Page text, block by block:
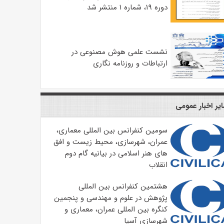
دوره ۱۹، شماره ۱ منتشر شد
نشست علمی هوش مصنوعی در
ارتباطات و روزنامه نگاری
اخبار عمومی
سومین کنفرانس بین المللی معماری،
عمران، شهرسازی، محیط زیست و افق
های هنر اسلامی در بیانیه گام دوم
انقلاب
هشتمین کنفرانس بین المللی
پژوهش در علوم و مهندسی و پنجمین
کنگره بین المللی عمران، معماری و
شهرسازی آسیا